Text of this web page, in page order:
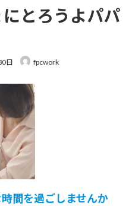
とろうよパパ
日 fpcwork
間を過ごしませんか